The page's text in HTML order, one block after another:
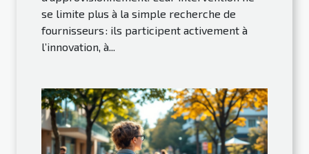
se limite plus à la simple recherche de
fournisseurs : ils participent activement à
l’innovation, à...